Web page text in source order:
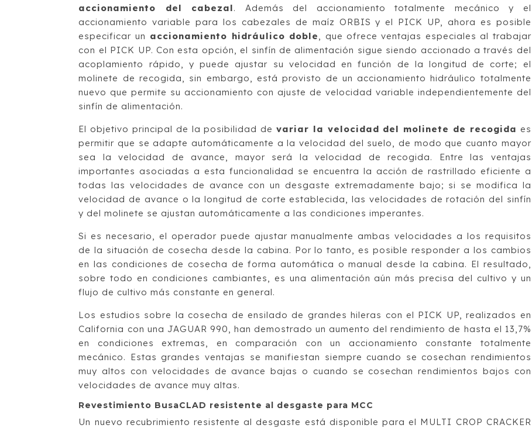
accionamiento del cabezal. Además del accionamiento totalmente mecánico y el
accionamiento variable para los cabezales de maíz ORBIS y el PICK UP, ahora es posible
especificar un accionamiento hidráulico doble
, que ofrece ventajas especiales al trabajar
con el PICK UP. Con esta opción, el sinfín de alimentación sigue siendo accionado a través del
acoplamiento rápido, y puede ajustar su velocidad en función de la longitud de corte; el
molinete de recogida, sin embargo, está provisto de un accionamiento hidráulico totalmente
nuevo que permite su accionamiento con ajuste de velocidad variable independientemente del
sinfín de alimentación.
El objetivo principal de la posibilidad devariar la velocidad del molinete de recogida es
permitir que se adapte automáticamente a la velocidad del suelo, de modo que cuanto mayor
sea la velocidad de avance, mayor será la velocidad de recogida. Entre las ventajas
importantes asociadas a esta funcionalidad se encuentra la acción de rastrillado eficiente a
todas las velocidades de avance con un desgaste extremadamente bajo; si se modifica la
velocidad de avance o la longitud de corte establecida, las velocidades de rotación del sinfín
y del molinete se ajustan automáticamente a las condiciones imperantes.
Si es necesario, el operador puede ajustar manualmente ambas velocidades a los requisitos
de la situación de cosecha desde la cabina. Por lo tanto, es posible responder a los cambios
en las condiciones de cosecha de forma automática o manual desde la cabina. El resultado,
sobre todo en condiciones cambiantes, es una alimentación aún más precisa del cultivo y un
flujo de cultivo más constante en general.
Los estudios sobre la cosecha de ensilado de grandes hileras con el PICK UP, realizados en
California con una JAGUAR 990, han demostrado un aumento del rendimiento de hasta el 13,7%
en condiciones extremas, en comparación con un accionamiento constante totalmente
mecánico. Estas grandes ventajas se manifiestan siempre cuando se cosechan rendimientos
muy altos con velocidades de avance bajas o cuando se cosechan rendimientos bajos con
velocidades de avance muy altas.
Revestimiento BusaCLAD resistente al desgaste para MCC
Un nuevo recubrimiento resistente al desgaste está disponible para el MULTI CROP CRACKER